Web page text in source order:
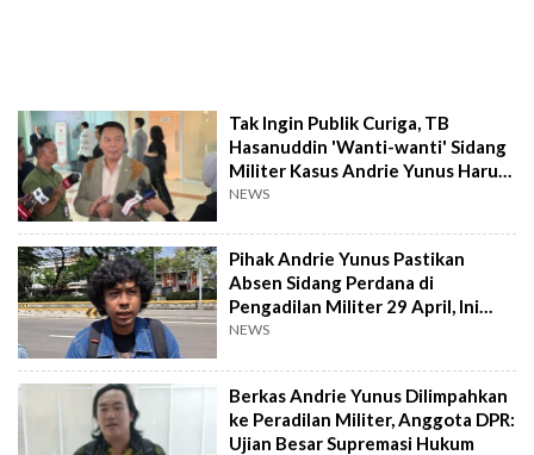
Tak Ingin Publik Curiga, TB
Hasanuddin 'Wanti-wanti' Sidang
Militer Kasus Andrie Yunus Harus
Terbuka
NEWS
Pihak Andrie Yunus Pastikan
Absen Sidang Perdana di
Pengadilan Militer 29 April, Ini
Alasan Kontras
NEWS
Berkas Andrie Yunus Dilimpahkan
ke Peradilan Militer, Anggota DPR:
Ujian Besar Supremasi Hukum